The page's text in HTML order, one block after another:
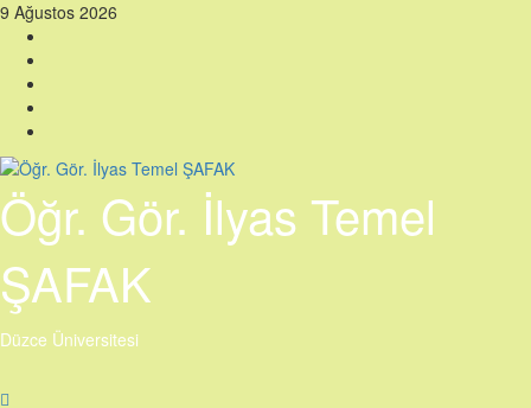
Skip
content
9 Ağustos 2026
Öğr. Gör. İlyas Temel
ŞAFAK
Düzce Üniversitesi